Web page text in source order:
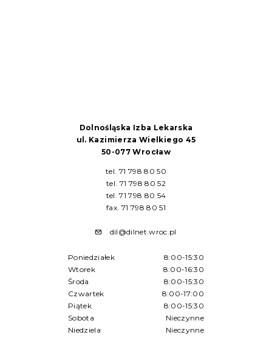
Dolnośląska Izba Lekarska
ul. Kazimierza Wielkiego 45
50-077 Wrocław
tel. 71 798 80 50
tel. 71 798 80 52
tel. 71 798 80 54
fax. 71 798 80 51
dil@dilnet.wroc.pl
Poniedziałek
8:00-15:30
Wtorek
8:00-16:30
Środa
8:00-15:30
Czwartek
8:00-17:00
Piątek
8:00-15:30
Sobota
Nieczynne
Niedziela
Nieczynne